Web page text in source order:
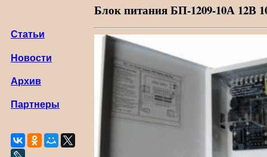
Статьи
Новости
Архив
Партнеры
Блок питания БП-1209-10А 12В